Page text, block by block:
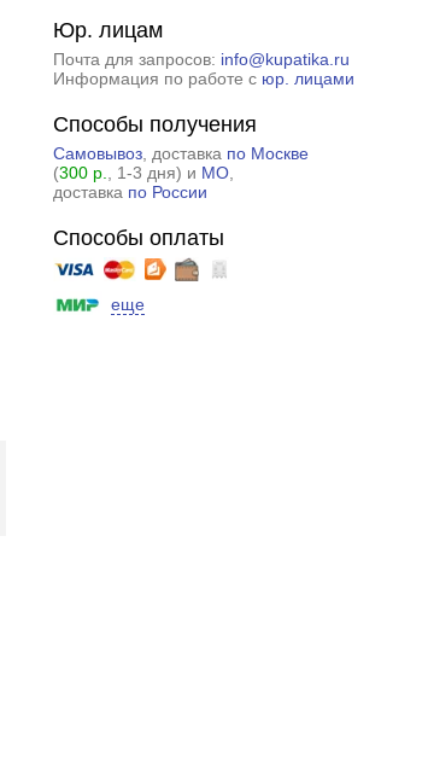
Юр. лицам
Почта для запросов: info@kupatika.ru
Информация по работе с юр. лицами
Способы получения
Самовывоз, доставка по Москве
(300 р. , 1-3 дня) и МО,
доставка по России
Способы оплаты
еще